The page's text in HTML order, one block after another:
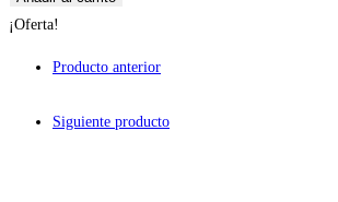
¡Oferta!
Producto anterior
Siguiente producto